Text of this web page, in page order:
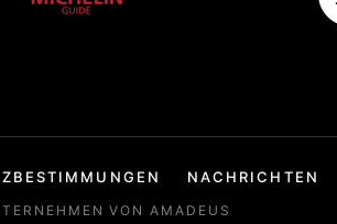
NACHRICHTEN
VON AMADEUS